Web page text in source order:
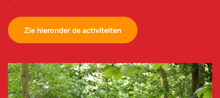
Zie hieronder de activiteiten